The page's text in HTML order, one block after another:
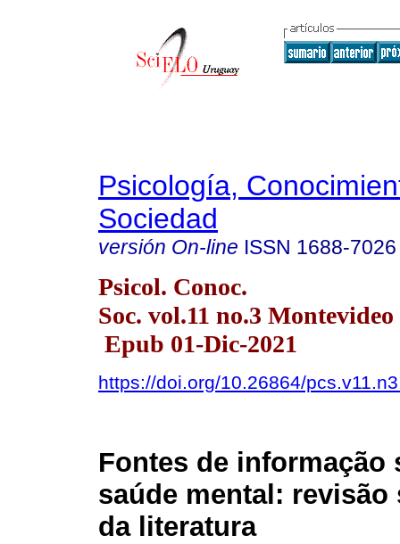
Psicología,
Sociedad
versión On-line ISSN 1688-7026
Psicol. Conoc.
Soc. vol.11 no.3
Epub 01-Dic-2021
https://doi.org/10.26864/
Fontes de informação
saúde mental: revisão
da literatura